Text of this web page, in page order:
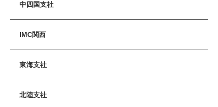
中四国支社
IMC関西
東海支社
北陸支社